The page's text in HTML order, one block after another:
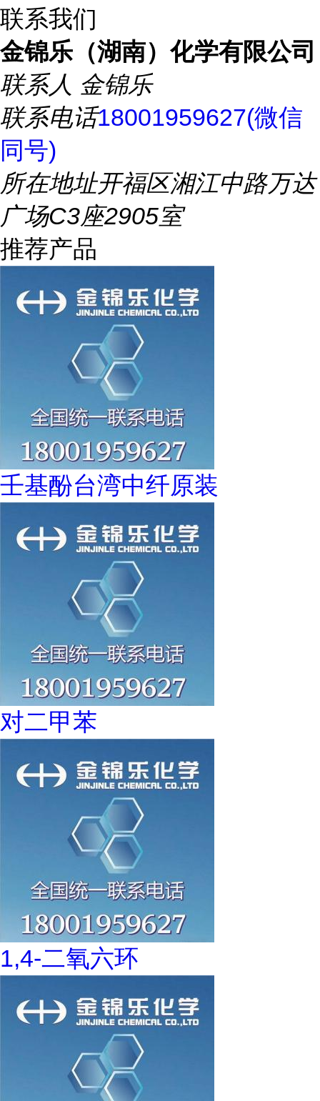
联系我们
金锦乐（湖南）化学有限公司
联系人 金锦乐
联系电话18001959627(微信
同号)
所在地址开福区湘江中路万达
广场C3座2905室
推荐产品
壬基酚台湾中纤原装
对二甲苯
1,4-二氧六环